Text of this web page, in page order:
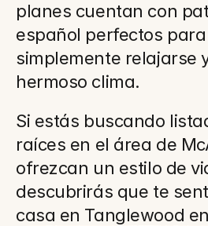
planes cuentan con
español perfectos
simplemente relajarse
hermoso clima.
Si estás buscando
raíces en el área de
ofrezcan un estilo de
descubrirás que te
casa en Tanglewood